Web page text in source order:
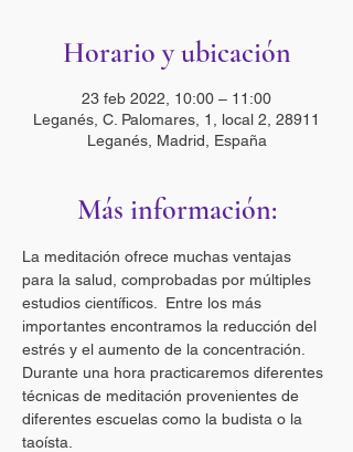
Horario y ubicación
23 feb 2022, 10:00 – 11:00
Leganés, C. Palomares, 1, local 2, 28911
Leganés, Madrid, España
Más información:
La meditación ofrece muchas ventajas
para la salud, comprobadas por múltiples
estudios científicos.  Entre los más
importantes encontramos la reducción del
estrés y el aumento de la concentración.
Durante una hora practicaremos diferentes
técnicas de meditación provenientes de
diferentes escuelas como la budista o la
taoísta.